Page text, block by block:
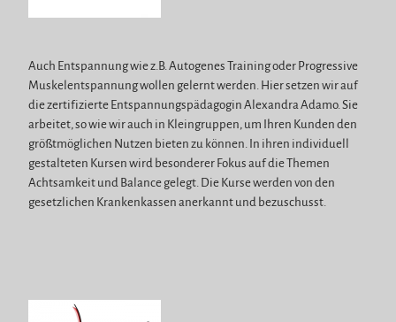
Auch Entspannung wie z.B. Autogenes Training oder Progressive
Muskelentspannung wollen gelernt werden. Hier setzen wir auf
die zertifizierte Entspannungspädagogin Alexandra Adamo. Sie
arbeitet, so wie wir auch in Kleingruppen, um Ihren Kunden den
größtmöglichen Nutzen bieten zu können. In ihren individuell
gestalteten Kursen wird besonderer Fokus auf die Themen
Achtsamkeit und Balance gelegt. Die Kurse werden von den
gesetzlichen Krankenkassen anerkannt und bezuschusst.